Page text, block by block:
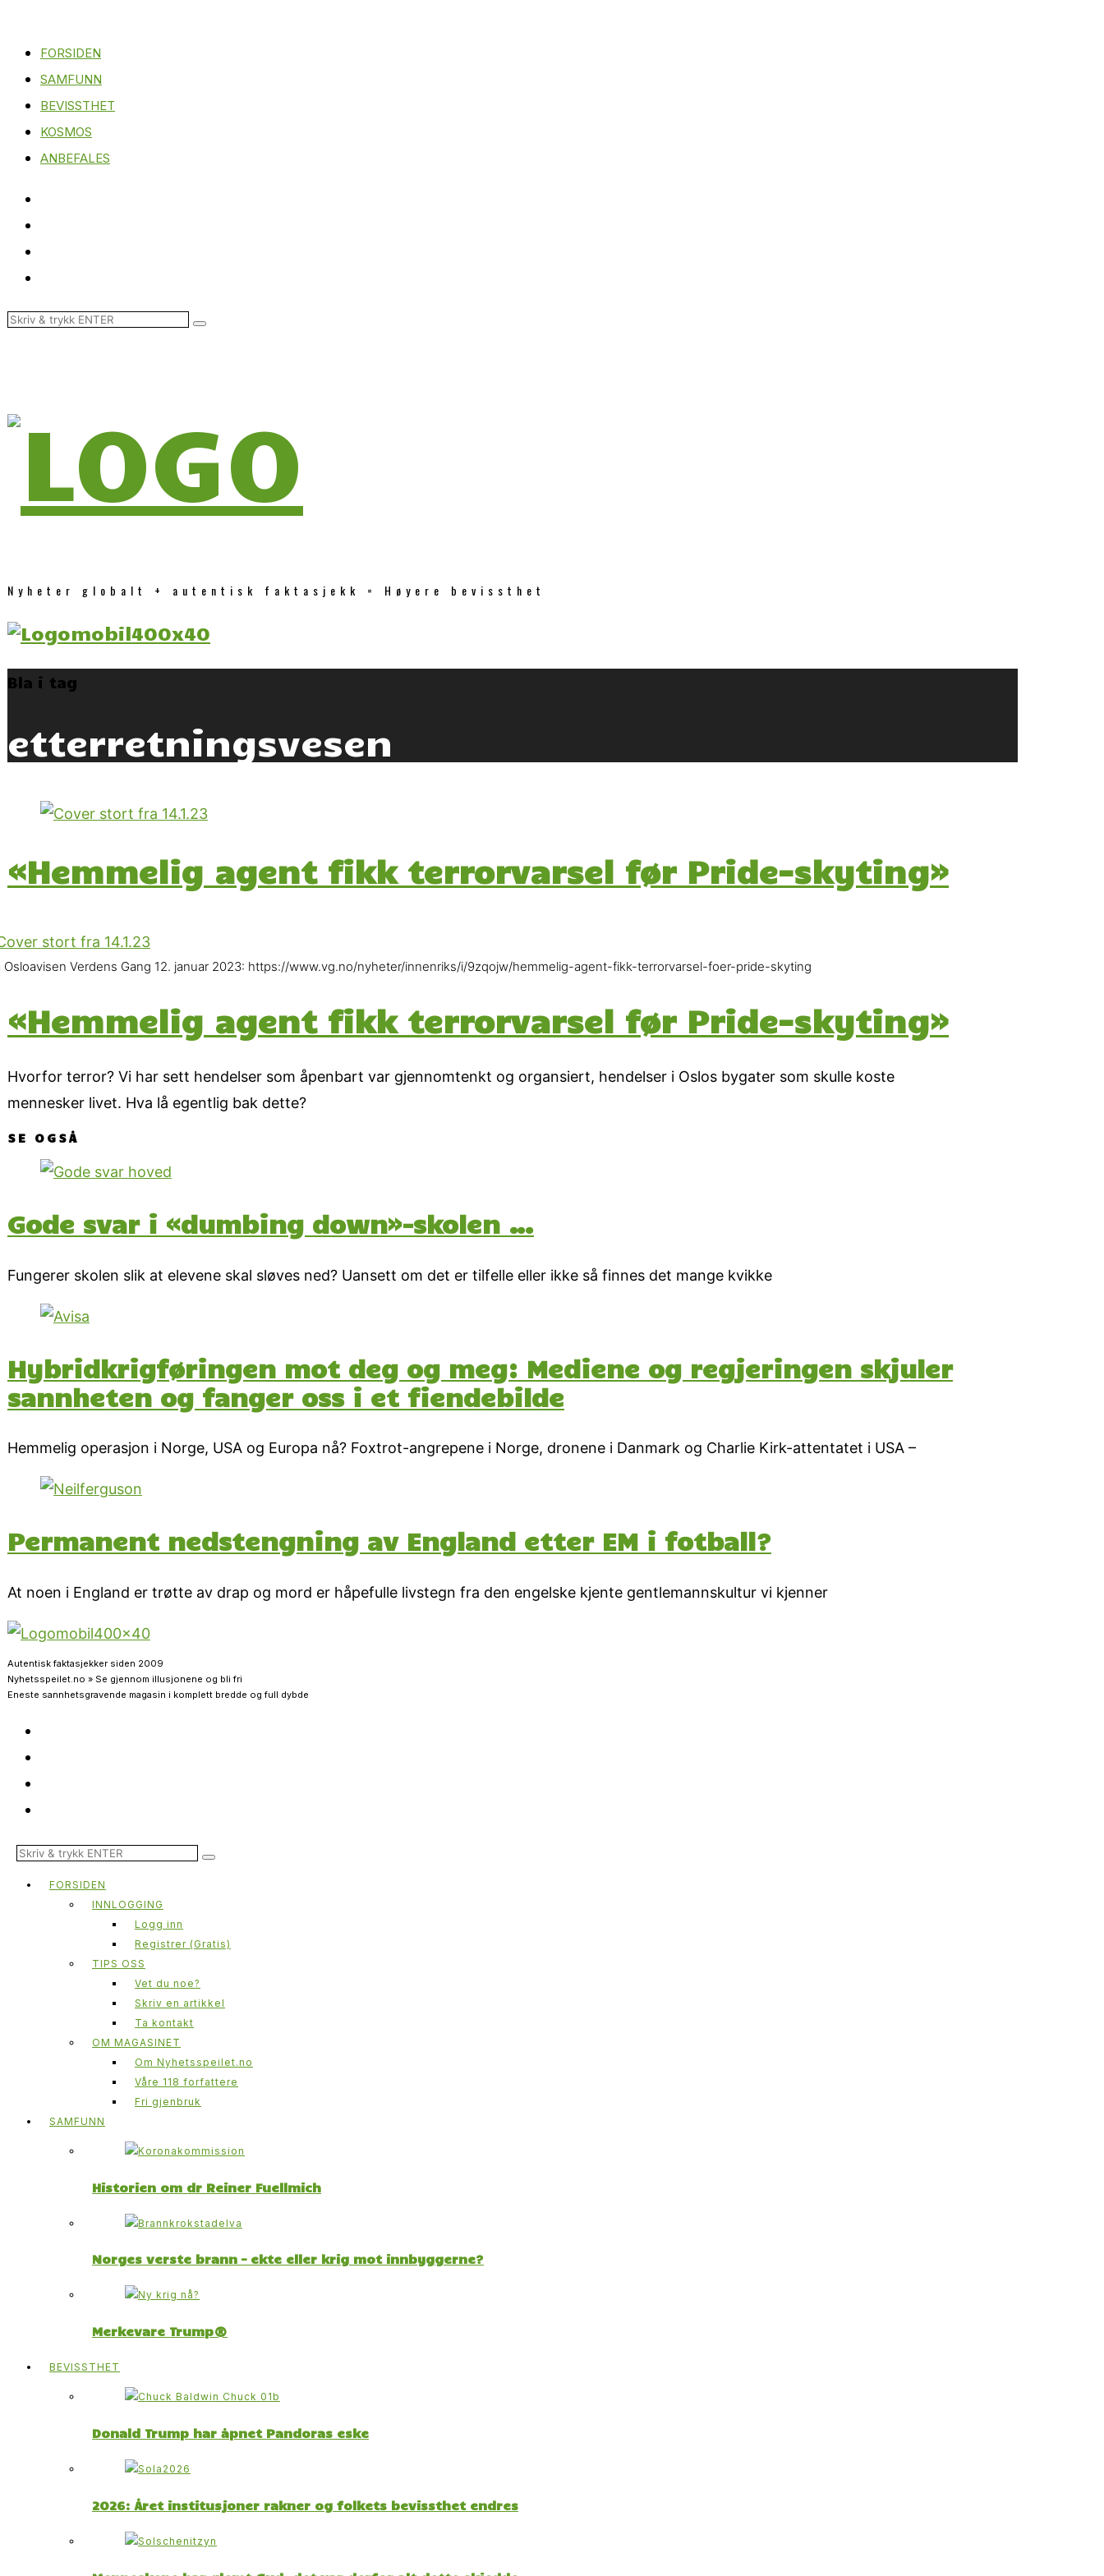
FORSIDEN
SAMFUNN
BEVISSTHET
KOSMOS
ANBEFALES
Nyheter globalt + autentisk faktasjekk = Høyere bevissthet
Bla i tag
etterretningsvesen
«Hemmelig agent fikk terrorvarsel før Pride-skyting»
Osloavisen Verdens Gang 12. januar 2023: https://www.vg.no/nyheter/innenriks/i/9zqojw/hemmelig-agent-fikk-terrorvarsel-foer-pride-skyting
«Hemmelig agent fikk terrorvarsel før Pride-skyting»
Hvorfor terror? Vi har sett hendelser som åpenbart var gjennomtenkt og organsiert, hendelser i Oslos bygater som skulle koste
mennesker livet. Hva lå egentlig bak dette?
SE OGSÅ
Gode svar i «dumbing down»-skolen …
Fungerer skolen slik at elevene skal sløves ned? Uansett om det er tilfelle eller ikke så finnes det mange kvikke
Hybridkrigføringen mot deg og meg: Mediene og regjeringen skjuler
sannheten og fanger oss i et fiendebilde
Hemmelig operasjon i Norge, USA og Europa nå? Foxtrot-angrepene i Norge, dronene i Danmark og Charlie Kirk-attentatet i USA –
Permanent nedstengning av England etter EM i fotball?
At noen i England er trøtte av drap og mord er håpefulle livstegn fra den engelske kjente gentlemannskultur vi kjenner
Autentisk faktasjekker siden 2009
Nyhetsspeilet.no » Se gjennom illusjonene og bli fri
Eneste sannhetsgravende magasin i komplett bredde og full dybde
FORSIDEN
INNLOGGING
Logg inn
Registrer (Gratis)
TIPS OSS
Vet du noe?
Skriv en artikkel
Ta kontakt
OM MAGASINET
Om Nyhetsspeilet.no
Våre 118 forfattere
Fri gjenbruk
SAMFUNN
Historien om dr Reiner Fuellmich
Norges verste brann – ekte eller krig mot innbyggerne?
Merkevare Trump®
BEVISSTHET
Donald Trump har åpnet Pandoras eske
2026: Året institusjoner rakner og folkets bevissthet endres